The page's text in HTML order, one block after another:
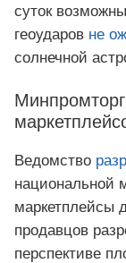
суток
геоударов не
солнечной
Ведомство
национальной
маркетплейсы
продавцов
перспективе